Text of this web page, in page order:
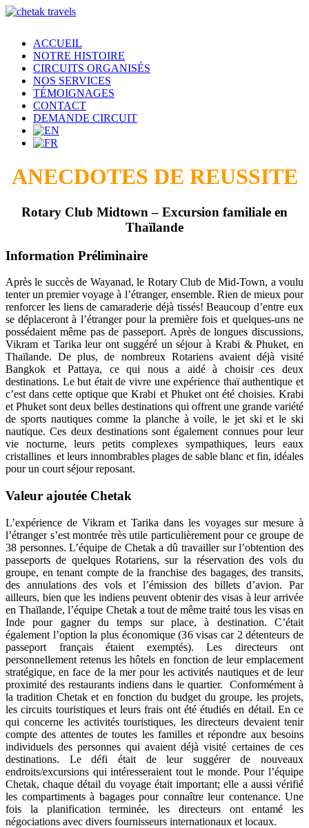
ACCUEIL
NOTRE HISTOIRE
CIRCUITS ORGANISÉS
NOS SERVICES
TÉMOIGNAGES
CONTACT
DEMANDE CIRCUIT
ANECDOTES DE REUSSITE
Rotary Club Midtown – Excursion familiale en
Thaïlande
Information Préliminaire
Après le succès de Wayanad, le Rotary Club de Mid-Town, a voulu
tenter un premier voyage à l’étranger, ensemble. Rien de mieux pour
renforcer les liens de camaraderie déjà tissés! Beaucoup d’entre eux
se déplaceront à l’étranger pour la première fois et quelques-uns ne
possédaient même pas de passeport. Après de longues discussions,
Vikram et Tarika leur ont suggéré un séjour à Krabi & Phuket, en
Thaïlande. De plus, de nombreux Rotariens avaient déjà visité
Bangkok et Pattaya, ce qui nous a aidé à choisir ces deux
destinations. Le but était de vivre une expérience thaï authentique et
c’est dans cette optique que Krabi et Phuket ont été choisies. Krabi
et Phuket sont deux belles destinations qui offrent une grande variété
de sports nautiques comme la planche à voile, le jet ski et le ski
nautique. Ces deux destinations sont également connues pour leur
vie nocturne, leurs petits complexes sympathiques, leurs eaux
cristallines et leurs innombrables plages de sable blanc et fin, idéales
pour un court séjour reposant.
Valeur ajoutée Chetak
L’expérience de Vikram et Tarika dans les voyages sur mesure à
l’étranger s’est montrée très utile particulièrement pour ce groupe de
38 personnes. L’équipe de Chetak a dû travailler sur l’obtention des
passeports de quelques Rotariens, sur la réservation des vols du
groupe, en tenant compte de la franchise des bagages, des transits,
des annulations des vols et l’émission des billets d’avion. Par
ailleurs, bien que les indiens peuvent obtenir des visas à leur arrivée
en Thaïlande, l’équipe Chetak a tout de même traité tous les visas en
Inde pour gagner du temps sur place, à destination. C’était
également l’option la plus économique (36 visas car 2 détenteurs de
passeport français étaient exemptés). Les directeurs ont
personnellement retenus les hôtels en fonction de leur emplacement
stratégique, en face de la mer pour les activités nautiques et de leur
proximité des restaurants indiens dans le quartier. Conformément à
la tradition Chetak et en fonction du budget du groupe, les projets,
les circuits touristiques et leurs frais ont été étudiés en détail. En ce
qui concerne les activités touristiques, les directeurs devaient tenir
compte des attentes de toutes les familles et répondre aux besoins
individuels des personnes qui avaient déjà visité certaines de ces
destinations. Le défi était de leur suggérer de nouveaux
endroits/excursions qui intéresseraient tout le monde. Pour l’équipe
Chetak, chaque détail du voyage était important; elle a aussi vérifié
les compartiments à bagages pour connaître leur contenance. Une
fois la planification terminée, les directeurs ont entamé les
négociations avec divers fournisseurs internationaux et locaux.